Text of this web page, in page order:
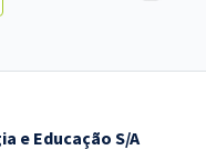
e Educação S/A